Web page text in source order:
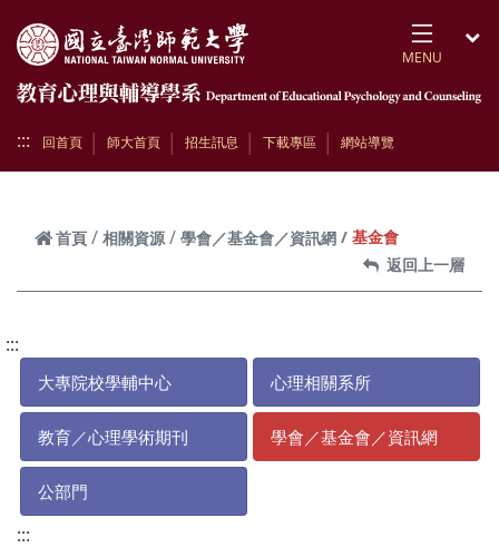
MENU
::: 回首頁 師大首頁 招生訊息 下載專區 網站導覽
首頁 相關資源 學會／基金會／資訊網
基金會
返回上一層
:::
大專院校學輔中心 心理相關系所
教育／心理學術期刊 學會／基金會／資訊網
公部門
:::